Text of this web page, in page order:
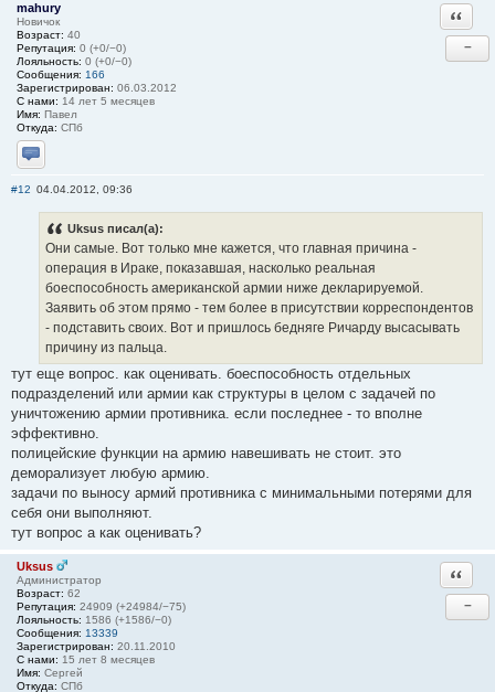
mahury
Новичок
Возраст: 40
Репутация: 0 (+0/−0)
Лояльность: 0 (+0/−0)
Сообщения: 166
Зарегистрирован: 06.03.2012
С нами: 14 лет 5 месяцев
Имя: Павел
Откуда: СПб
Отправить личное сообщение
−
#12 04.04.2012, 09:36
Uksus писал(а):
Они самые. Вот только мне кажется, что главная причина -
операция в Ираке, показавшая, насколько реальная
боеспособность американской армии ниже декларируемой.
Заявить об этом прямо - тем более в присутствии корреспондентов
- подставить своих. Вот и пришлось бедняге Ричарду высасывать
причину из пальца.
тут еще вопрос. как оценивать. боеспособность отдельных
подразделений или армии как структуры в целом с задачей по
уничтожению армии противника. если последнее - то вполне
эффективно.
полицейские функции на армию навешивать не стоит. это
деморализует любую армию.
задачи по выносу армий противника с минимальными потерями для
себя они выполняют.
тут вопрос а как оценивать?
Uksus
Администратор
Возраст: 62
Репутация: 24909 (+24984/−75)
Лояльность: 1586 (+1586/−0)
Сообщения: 13339
Зарегистрирован: 20.11.2010
С нами: 15 лет 8 месяцев
Имя: Сергей
Откуда: СПб
−